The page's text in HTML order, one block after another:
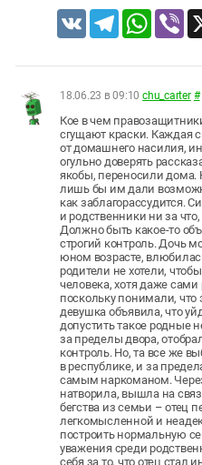
VK Telegram
18.06.23 в 09:10 chu_carter #
Кое в чем
сгущают краски. Каждая
от домашнего насилия,
огульно доверять
якобы, переносили дома.
лишь бы им дали
как заблагорассудится.
и родственники ни за
Должно быть какое-то
строгий контроль. Дочь
юном возрасте,
родители не хотели,
человека, хотя даже
поскольку понимали, что
девушка объявила, что
допустить такое родные
за пределы двора,
контроль. Но, та все же
в республике, и за
самым наркоманом.
натворила, вышла на
бегства из семьи – отец
легкомысленной и
построить нормальную
уважения среди
себя за то, что отец стал